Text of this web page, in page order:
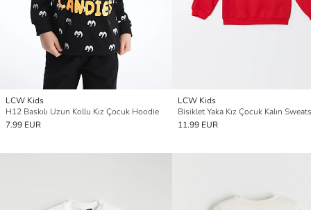
LCW Kids
H12 Baskılı Uzun Kollu Kız Çocuk Hoodie
7.99 EUR
LCW Kids
Bisiklet Yaka Kız Çocuk Kalın
11.99 EUR